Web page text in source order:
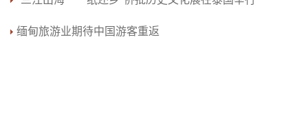
缅甸旅游业期待中国游客重返